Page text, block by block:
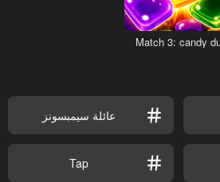
Match 3: candy
عائلة سيمبسونز
Tap